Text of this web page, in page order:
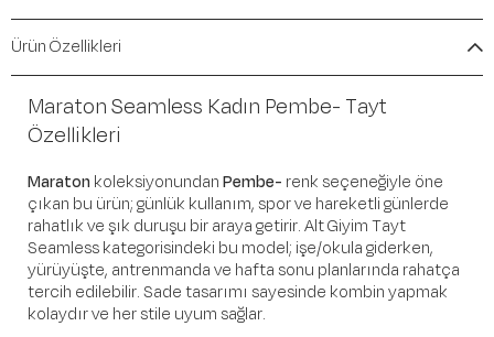
Ürün Özellikleri
Maraton Seamless Kadın Pembe- Tayt
Özellikleri
Maraton koleksiyonundanPembe- renk seçeneğiyle öne
çıkan bu ürün; günlük kullanım, spor ve hareketli günlerde
rahatlık ve şık duruşu bir araya getirir. Alt Giyim Tayt
Seamless kategorisindeki bu model; işe/okula giderken,
yürüyüşte, antrenmanda ve hafta sonu planlarında rahatça
tercih edilebilir. Sade tasarımı sayesinde kombin yapmak
kolaydır ve her stile uyum sağlar.